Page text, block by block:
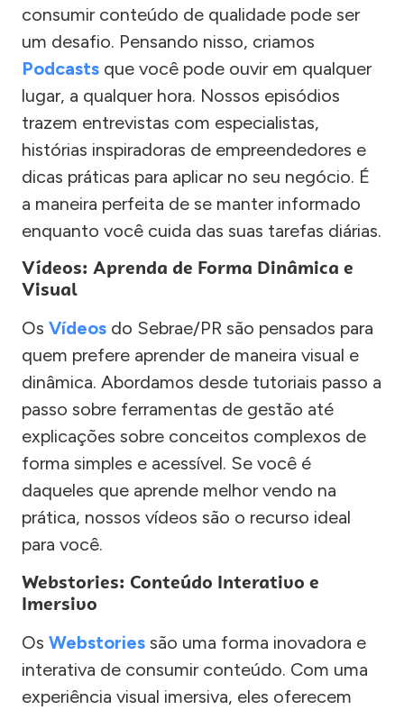
consumir conteúdo de qualidade pode ser
um desafio. Pensando nisso, criamos
Podcasts que você pode ouvir em qualquer
lugar, a qualquer hora. Nossos episódios
trazem entrevistas com especialistas,
histórias inspiradoras de empreendedores e
dicas práticas para aplicar no seu negócio. É
a maneira perfeita de se manter informado
enquanto você cuida das suas tarefas diárias.
Vídeos: Aprenda de Forma Dinâmica e
Visual
Os Vídeos do Sebrae/PR são pensados para
quem prefere aprender de maneira visual e
dinâmica. Abordamos desde tutoriais passo a
passo sobre ferramentas de gestão até
explicações sobre conceitos complexos de
forma simples e acessível. Se você é
daqueles que aprende melhor vendo na
prática, nossos vídeos são o recurso ideal
para você.
Webstories: Conteúdo Interativo e
Imersivo
Os Webstories são uma forma inovadora e
interativa de consumir conteúdo. Com uma
experiência visual imersiva, eles oferecem